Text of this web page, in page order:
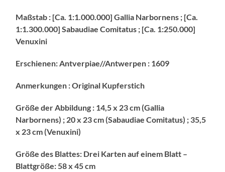
Maßstab : [Ca. 1:1.000.000] Gallia Narbornens ; [Ca.
1:1.300.000] Sabaudiae Comitatus ; [Ca. 1:250.000]
Venuxini
Erschienen:Antverpiae//Antwerpen : 1609
Anmerkungen :Original Kupferstich
Größe der Abbildung : 14,5 x 23 cm (Gallia
Narbornens) ; 20 x 23 cm (Sabaudiae Comitatus) ; 35,5
x 23 cm (Venuxini)
Größe des Blattes: Drei Karten auf einem Blatt –
Blattgröße: 58 x 45 cm